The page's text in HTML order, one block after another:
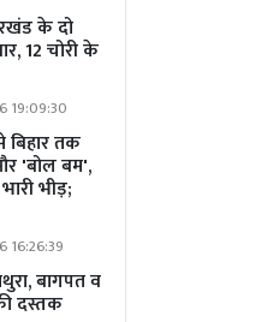
के दो
12 चोरी के
19:09:30
बिहार तक
'बोल बम',
भीड़;
16:26:39
बागपत व
दस्तक